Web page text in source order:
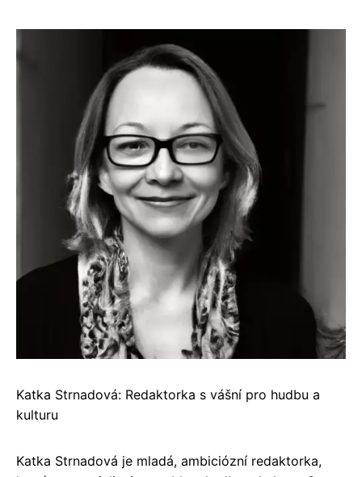
Katka Strnadová: Redaktorka s vášní pro hudbu a
kulturu
Katka Strnadová je mladá, ambiciózní redaktorka,